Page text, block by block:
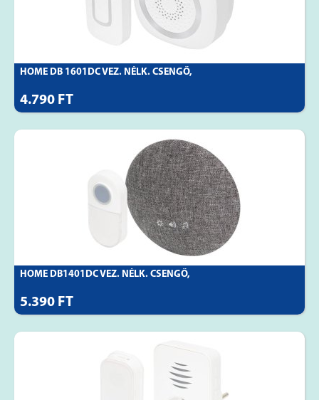
HOME DB 1601DC VEZ. NÉLK. CSENGŐ,
4.790 FT
HOME DB1401DC VEZ. NÉLK. CSENGŐ,
5.390 FT